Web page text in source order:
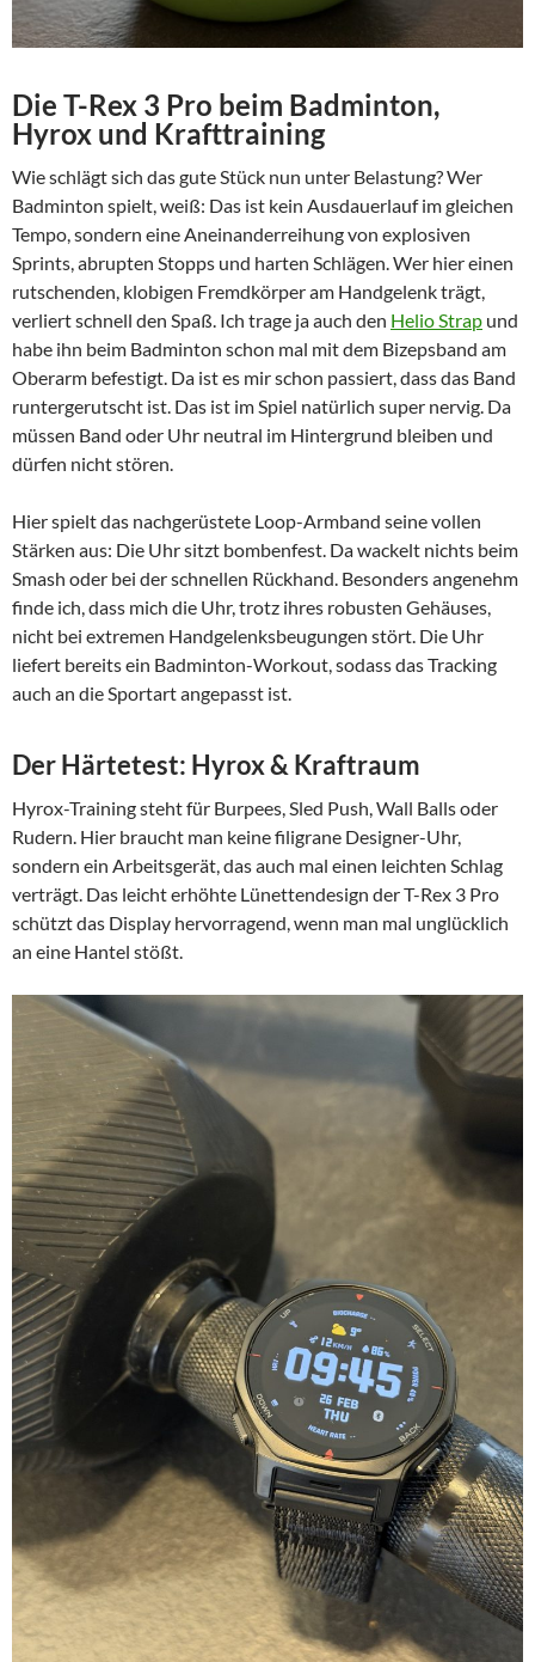
Die T-Rex 3 Pro beim Badminton,
Hyrox und Krafttraining
Wie schlägt sich das gute Stück nun unter Belastung? Wer
Badminton spielt, weiß: Das ist kein Ausdauerlauf im gleichen
Tempo, sondern eine Aneinanderreihung von explosiven
Sprints, abrupten Stopps und harten Schlägen. Wer hier einen
rutschenden, klobigen Fremdkörper am Handgelenk trägt,
verliert schnell den Spaß. Ich trage ja auch den Helio Strap und
habe ihn beim Badminton schon mal mit dem Bizepsband am
Oberarm befestigt. Da ist es mir schon passiert, dass das Band
runtergerutscht ist. Das ist im Spiel natürlich super nervig. Da
müssen Band oder Uhr neutral im Hintergrund bleiben und
dürfen nicht stören.
Hier spielt das nachgerüstete Loop-Armband seine vollen
Stärken aus: Die Uhr sitzt bombenfest. Da wackelt nichts beim
Smash oder bei der schnellen Rückhand. Besonders angenehm
finde ich, dass mich die Uhr, trotz ihres robusten Gehäuses,
nicht bei extremen Handgelenksbeugungen stört. Die Uhr
liefert bereits ein Badminton-Workout, sodass das Tracking
auch an die Sportart angepasst ist.
Der Härtetest: Hyrox & Kraftraum
Hyrox-Training steht für Burpees, Sled Push, Wall Balls oder
Rudern. Hier braucht man keine filigrane Designer-Uhr,
sondern ein Arbeitsgerät, das auch mal einen leichten Schlag
verträgt. Das leicht erhöhte Lünettendesign der T-Rex 3 Pro
schützt das Display hervorragend, wenn man mal unglücklich
an eine Hantel stößt.